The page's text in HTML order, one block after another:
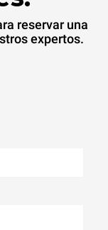
reservar una
expertos.